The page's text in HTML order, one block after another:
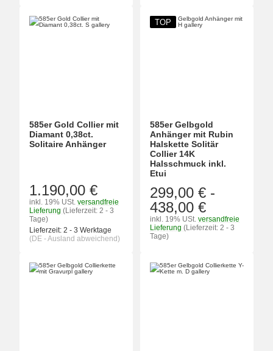
585er Gold Collier mit
Diamant 0,38ct.
Solitaire Anhänger
1.190,00 €
inkl. 19% USt. versandfreie
Lieferung (Lieferzeit: 2 - 3
Tage)
Lieferzeit: 2 - 3 Werktage
(DE - Ausland abweichend)
TOP
585er Gelbgold
Anhänger mit Rubin
Halskette Solitär
Collier 14K
Halsschmuck inkl.
Etui
299,00 € -
438,00 €
inkl. 19% USt. versandfreie
Lieferung (Lieferzeit: 2 - 3
Tage)